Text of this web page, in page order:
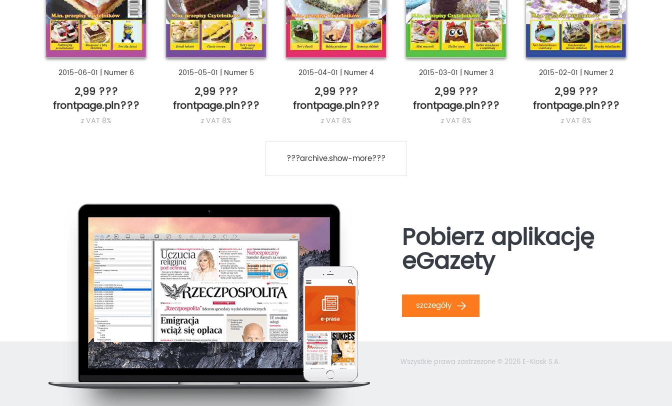
2015-06-01 | Numer 6
2,99 ???
frontpage.pln???
z VAT 8%
2015-05-01 | Numer 5
2,99 ???
frontpage.pln???
z VAT 8%
2015-04-01 | Numer 4
2,99 ???
frontpage.pln???
z VAT 8%
2015-03-01 | Numer 3
2,99 ???
frontpage.pln???
z VAT 8%
2015-02-01 | Numer 2
2,99 ???
frontpage.pln???
z VAT 8%
???archive.show-more???
Pobierz aplikację
eGazety
szczegóły
Wszystkie prawa zastrzeżone © 2026 E-Kiosk S.A.